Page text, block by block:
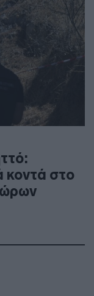
κοντά στο